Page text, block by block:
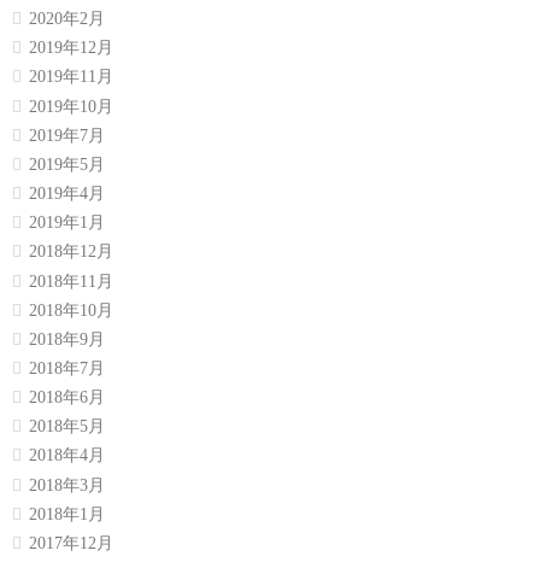
2020年2月
2019年12月
2019年11月
2019年10月
2019年7月
2019年5月
2019年4月
2019年1月
2018年12月
2018年11月
2018年10月
2018年9月
2018年7月
2018年6月
2018年5月
2018年4月
2018年3月
2018年1月
2017年12月